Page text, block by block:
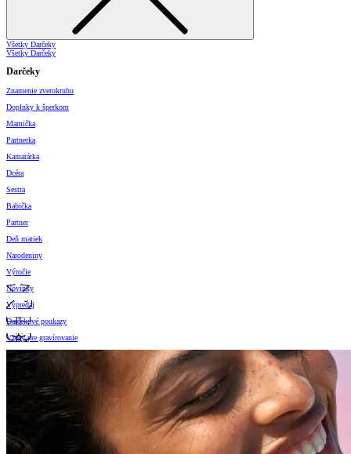
Všetky Darčeky
Všetky Darčeky
Darčeky
Znamenie zverokruhu
Doplnky k šperkom
Mamička
Partnerka
Kamarátka
Dcéra
Sestra
Babička
Partner
Deň matiek
Narodeniny
Výročie
Novinky
Výpredaj
Darčekové poukazy
Vzory pre gravírovanie